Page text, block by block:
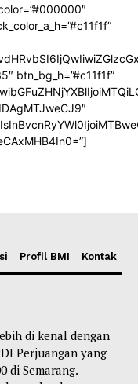
btn_bg_h=”#c11f1f”
Profil BMI Kontak
di kenal dengan
Perjuangan yang
di Semarang.